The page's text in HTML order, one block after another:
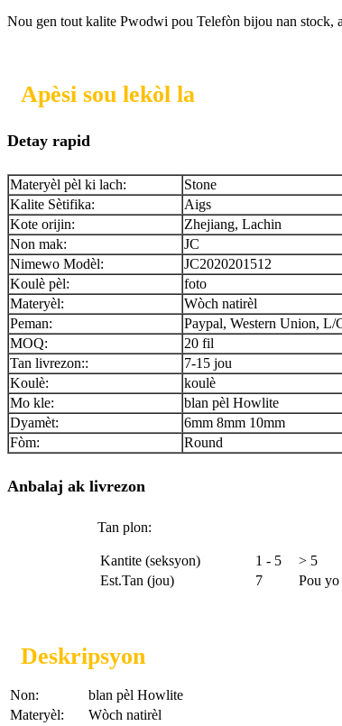
Nou gen tout kalite Pwodwi pou Telefòn bijou nan stock,
Apèsi sou lekòl la
Detay rapid
Materyèl pèl ki lach:
Stone
Kalite Sètifika:
Aigs
Kote orijin:
Zhejiang, Lachin
Non mak:
JC
Nimewo Modèl:
JC2020201512
Koulè pèl:
foto
Materyèl:
Wòch natirèl
Peman:
Paypal, Western Union, L/
MOQ:
20 fil
Tan livrezon::
7-15 jou
Koulè:
koulè
Mo kle:
blan pèl Howlite
Dyamèt:
6mm 8mm 10mm
Fòm:
Round
Anbalaj ak livrezon
Tan plon:
Kantite (seksyon) 1 - 5
> 5
Est.Tan (jou)
7 Pou yo
Deskripsyon
Non:
blan pèl Howlite
Materyèl:
Wòch natirèl